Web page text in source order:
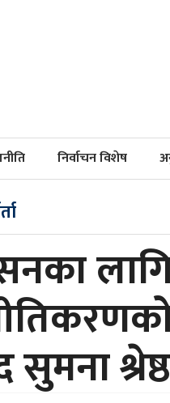
निर्वाचन विशेष
श्रेष्ठ